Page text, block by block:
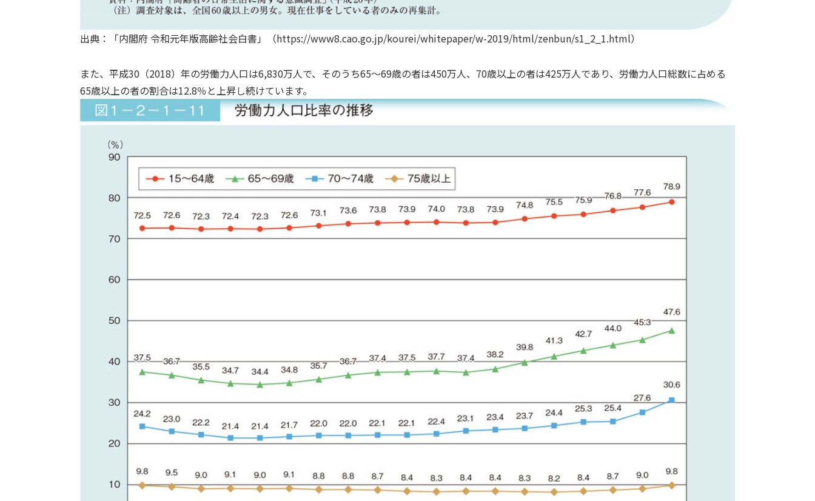
出典：「内閣府 令和元年版高齢社会白書」（https://www8.cao.go.jp/kourei/whitepaper/w-2019/html/zenbun/s1_2_1.html）
また、平成30（2018）年の労働力人口は6,830万人で、そのうち65～69歳の者は450万人、70歳以上の者は425万人であり、労働力人口総数に占める
65歳以上の者の割合は12.8％と上昇し続けています。